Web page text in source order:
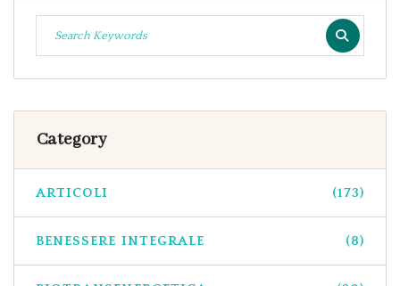
Category
ARTICOLI (173)
BENESSERE INTEGRALE (8)